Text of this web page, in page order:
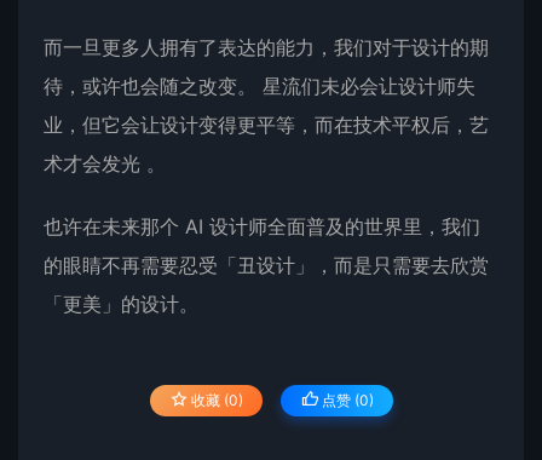
而一旦更多人拥有了表达的能力，我们对于设计的期
待，或许也会随之改变。 星流们未必会让设计师失
业，但它会让设计变得更平等，而在技术平权后，艺
术才会发光 。
也许在未来那个 AI 设计师全面普及的世界里，我们
的眼睛不再需要忍受「丑设计」，而是只需要去欣赏
「更美」的设计。
收藏 (0) 点赞 (0)